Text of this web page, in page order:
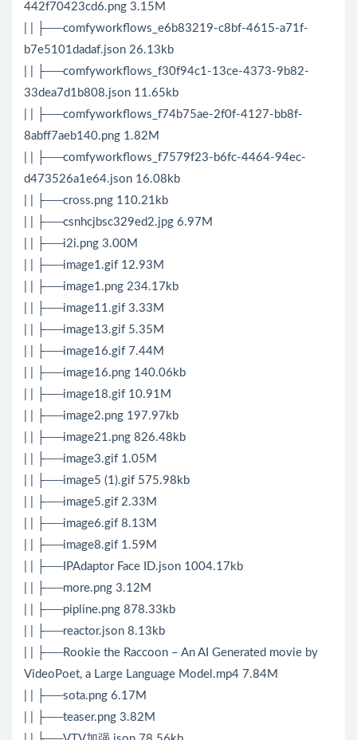
442f70423cd6.png 3.15M
| | ├──comfyworkflows_e6b83219-c8bf-4615-a71f-
b7e5101dadaf.json 26.13kb
| | ├──comfyworkflows_f30f94c1-13ce-4373-9b82-
33dea7d1b808.json 11.65kb
| | ├──comfyworkflows_f74b75ae-2f0f-4127-bb8f-
8abff7aeb140.png 1.82M
| | ├──comfyworkflows_f7579f23-b6fc-4464-94ec-
d473526a1e64.json 16.08kb
| | ├──cross.png 110.21kb
| | ├──csnhcjbsc329ed2.jpg 6.97M
| | ├──i2i.png 3.00M
| | ├──image1.gif 12.93M
| | ├──image1.png 234.17kb
| | ├──image11.gif 3.33M
| | ├──image13.gif 5.35M
| | ├──image16.gif 7.44M
| | ├──image16.png 140.06kb
| | ├──image18.gif 10.91M
| | ├──image2.png 197.97kb
| | ├──image21.png 826.48kb
| | ├──image3.gif 1.05M
| | ├──image5 (1).gif 575.98kb
| | ├──image5.gif 2.33M
| | ├──image6.gif 8.13M
| | ├──image8.gif 1.59M
| | ├──IPAdaptor Face ID.json 1004.17kb
| | ├──more.png 3.12M
| | ├──pipline.png 878.33kb
| | ├──reactor.json 8.13kb
| | ├──Rookie the Raccoon – An AI Generated movie by
VideoPoet, a Large Language Model.mp4 7.84M
| | ├──sota.png 6.17M
| | ├──teaser.png 3.82M